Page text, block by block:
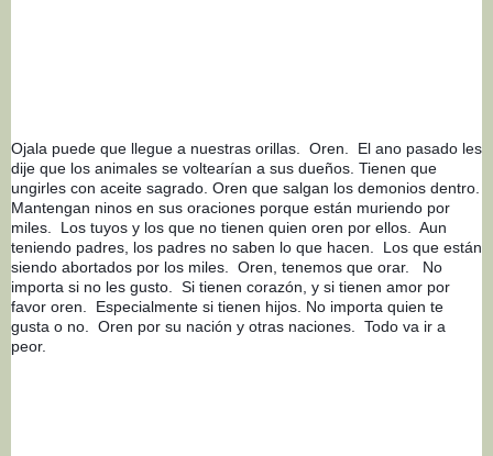
Ojala puede que llegue a nuestras orillas.  Oren.  El ano pasado les
dije que los animales se voltearían a sus dueños. Tienen que
ungirles con aceite sagrado. Oren que salgan los demonios dentro.
Mantengan ninos en sus oraciones porque están muriendo por
miles.  Los tuyos y los que no tienen quien oren por ellos.  Aun
teniendo padres, los padres no saben lo que hacen.  Los que están
siendo abortados por los miles.  Oren, tenemos que orar.   No
importa si no les gusto.  Si tienen corazón, y si tienen amor por
favor oren.  Especialmente si tienen hijos. No importa quien te
gusta o no.  Oren por su nación y otras naciones.  Todo va ir a
peor.